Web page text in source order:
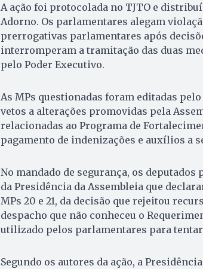
A ação foi protocolada no TJTO e
Adorno. Os parlamentares alegam
prerrogativas parlamentares após
interromperam a tramitação das duas
pelo Poder Executivo.
As MPs questionadas foram editadas
vetos a alterações promovidas pela
relacionadas ao Programa de
pagamento de indenizações e auxílios a
No mandado de segurança, os deputados
da Presidência da Assembleia que
MPs 20 e 21, da decisão que rejeitou
despacho que não conheceu o
utilizado pelos parlamentares para
Segundo os autores da ação, a